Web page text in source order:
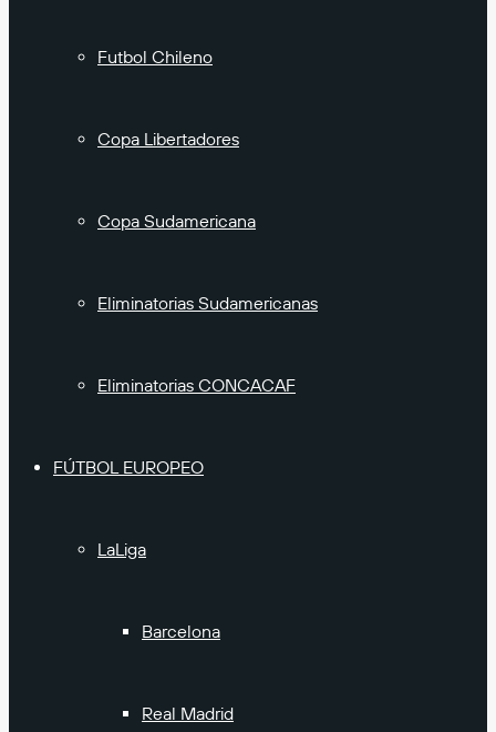
Futbol Chileno
Copa Libertadores
Copa Sudamericana
Eliminatorias Sudamericanas
Eliminatorias CONCACAF
FÚTBOL EUROPEO
LaLiga
Barcelona
Real Madrid